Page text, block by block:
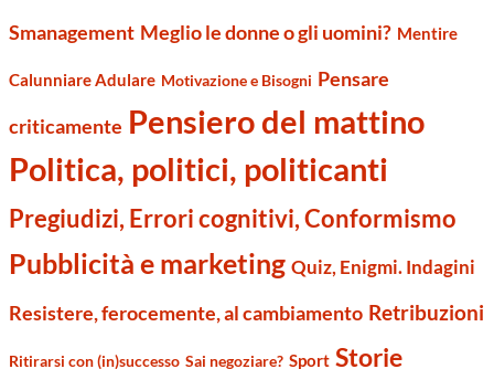
Smanagement Meglio le donne o gli uomini? Mentire
Calunniare Adulare Motivazione e Bisogni Pensare
criticamente Pensiero del mattino
Politica, politici, politicanti
Pregiudizi, Errori cognitivi, Conformismo
Pubblicità e marketing Quiz, Enigmi. Indagini
Resistere, ferocemente, al cambiamento Retribuzioni
Ritirarsi con (in)successo Sai negoziare? Sport Storie